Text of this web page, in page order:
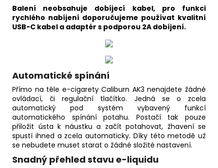
Balení neobsahuje dobíjecí kabel, pro funkci
rychlého nabíjení doporučujeme používat kvalitní
USB-C kabel a adaptér s podporou 2A dobíjení.
Automatické spínání
Přímo na těle e-cigarety Caliburn AK3 nenajdete žádné
ovládací, či regulační tlačítko. Jedná se o zcela
automatický pod systém vybavený funkcí
automatického spínání potahu. Postačí tak pouze
přiložit ústa k náustku a začít potahovat, žhavení se
spustí ihned a zcela automaticky. Díky této metodě už
se nebudete muset starat o žádné složité nastavení.
Snadný přehled stavu e-liquidu